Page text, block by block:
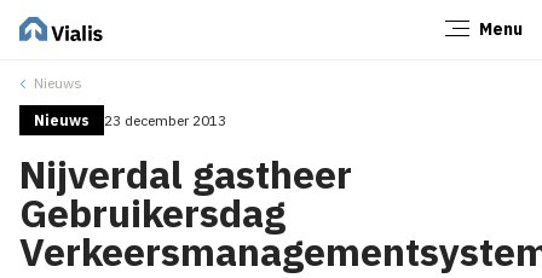
Menu
Nieuws
Nieuws 23 december 2013
Nijverdal gastheer
Gebruikersdag
Sluiten